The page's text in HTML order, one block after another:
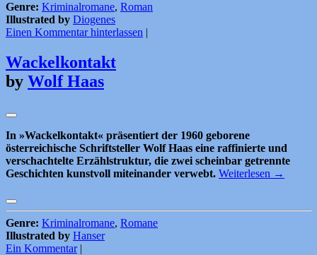
Genre: Kriminalromane, Roman
Illustrated by Diogenes
Einen Kommentar hinterlassen |
Wackelkontakt
by Wolf Haas
In »Wackelkontakt« präsentiert der 1960 geborene
österreichische Schriftsteller Wolf Haas eine raffinierte und
verschachtelte Erzählstruktur, die zwei scheinbar getrennte
Geschichten kunstvoll miteinander verwebt. Weiterlesen →
Genre: Kriminalromane, Romane
Illustrated by Hanser
Ein Kommentar |